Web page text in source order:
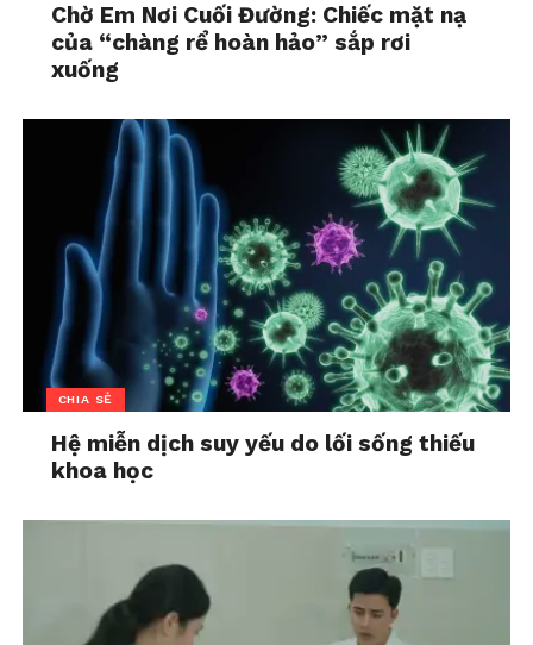
Một trong những viên ngọc quý của ngành cacao
sản của Marou, với 6 thanh sô-cô-la đoạt nhiều giải
thưởng quốc tế danh giá. Single Origin sử dụng
nguồn cacao từ 6 vùng địa phương: Tiền Giang, Bến
Tre, Bà Rịa, Đồng Nai, Lâm Đông và Đắk Lắk. Nhờ đó,
mỗi thanh sô-cô-la mang trong mình hương vị
riêng biệt của từng miền đất – từ thổ nhưỡng, khí
hậu đến cách canh tác – mở ra hành trình khám phá
di sản cacao phong phú và bản sắc ẩm thực địa
phương của đất nước hình chữ S.
Chờ Em Nơi Cuối Đường: Chiếc mặt nạ
của “chàng rể hoàn hảo” sắp rơi
xuống
CHIA SẺ
Hệ miễn dịch suy yếu do lối sống thiếu
khoa học